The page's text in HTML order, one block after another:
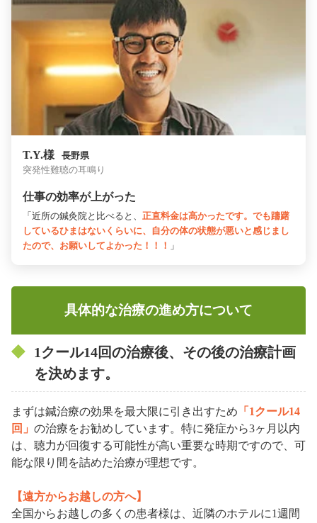
T.Y.様 長野県
突発性難聴の耳鳴り
仕事の効率が上がった
「近所の鍼灸院と比べると、 正直料金は高かったです。でも躊躇
しているひまはないくらいに、自分の体の状態が悪いと感じまし
たので、お願いしてよかった！！！
」
具体的な治療の進め方について
1クール14回の治療後、その後の治療計画
を決めます。
まずは鍼治療の効果を最大限に引き出すため 「1クール14
回」 の治療をお勧めしています。特に発症から3ヶ月以内
は、聴力が回復する可能性が高い重要な時期ですので、可
能な限り間を詰めた治療が理想です。
【遠方からお越しの方へ】
全国からお越しの多くの患者様は、近隣のホテルに1週間